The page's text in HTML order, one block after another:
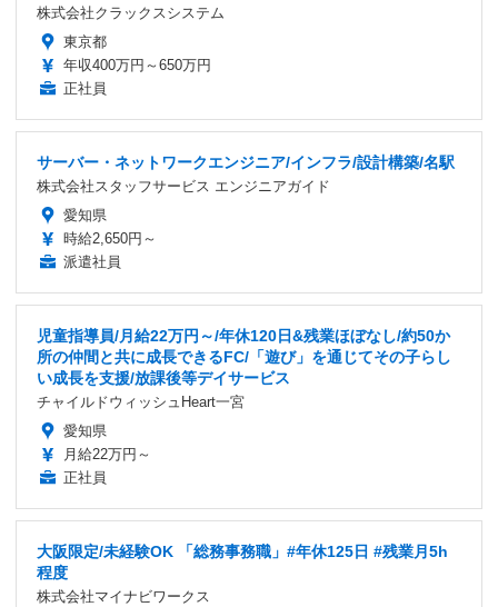
株式会社クラックスシステム
東京都
年収400万円～650万円
正社員
サーバー・ネットワークエンジニア/インフラ/設計構築/名駅
株式会社スタッフサービス エンジニアガイド
愛知県
時給2,650円～
派遣社員
児童指導員/月給22万円～/年休120日&残業ほぼなし/約50か
所の仲間と共に成長できるFC/「遊び」を通じてその子らし
い成長を支援/放課後等デイサービス
チャイルドウィッシュHeart一宮
愛知県
月給22万円～
正社員
大阪限定/未経験OK 「総務事務職」#年休125日 #残業月5h
程度
株式会社マイナビワークス